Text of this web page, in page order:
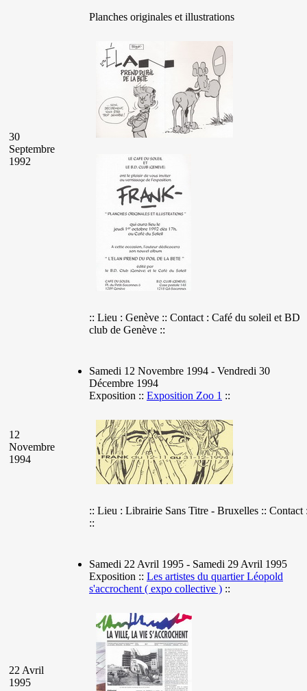
30
Septembre
1992
Planches originales et illustrations
:: Lieu : Genève :: Contact : Café du soleil et BD
club de Genève ::
12
Novembre
1994
Samedi 12 Novembre 1994 - Vendredi 30
Décembre 1994
Exposition :: Exposition Zoo 1 ::
:: Lieu : Librairie Sans Titre - Bruxelles :: Contact
::
22 Avril
1995
Samedi 22 Avril 1995 - Samedi 29 Avril 1995
Exposition :: Les artistes du quartier Léopold
s'accrochent ( expo collective ) ::